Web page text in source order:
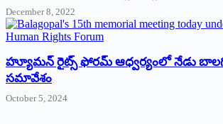
December 8, 2022
హ్యూమన్‌ రైట్స్‌ ఫోరమ్‌ ఆధ్వర్యంలో నేడు
సమావేశం
October 5, 2024